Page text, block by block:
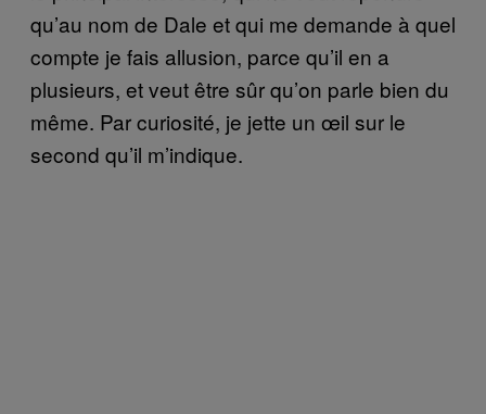
qu’au nom de Dale et qui me demande à quel
compte je fais allusion, parce qu’il en a
plusieurs, et veut être sûr qu’on parle bien du
même. Par curiosité, je jette un œil sur le
second qu’il m’indique.